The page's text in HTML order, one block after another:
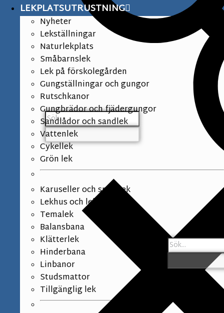
LEKPLATSUTRUSTNING
Nyheter
Lekställningar
Naturlekplats
Småbarnslek
Lek på förskolegården
Gungställningar och gungor
Rutschkanor
Gungbrädor och fjädergungor
Sandlådor och sandlek
Vattenlek
Cykellek
Grön lek
Karuseller och snurrlek
Lekhus och lekpaneler
Temalek
Balansbana
Klätterlek
Hinderbana
Linbanor
Studsmattor
Tillgänglig lek